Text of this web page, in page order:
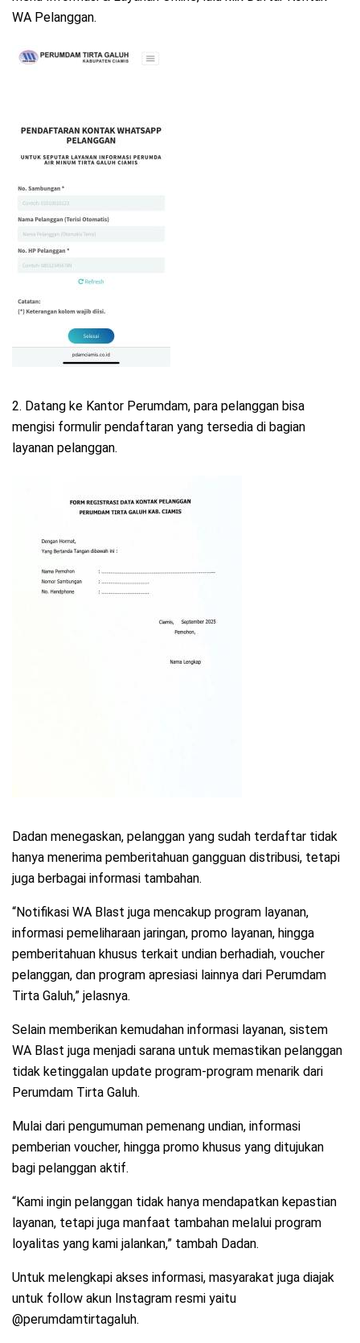
WA Pelanggan.
2. Datang ke Kantor Perumdam, para pelanggan bisa
mengisi formulir pendaftaran yang tersedia di bagian
layanan pelanggan.
Dadan menegaskan, pelanggan yang sudah terdaftar tidak
hanya menerima pemberitahuan gangguan distribusi, tetapi
juga berbagai informasi tambahan.
“Notifikasi WA Blast juga mencakup program layanan,
informasi pemeliharaan jaringan, promo layanan, hingga
pemberitahuan khusus terkait undian berhadiah, voucher
pelanggan, dan program apresiasi lainnya dari Perumdam
Tirta Galuh,” jelasnya.
Selain memberikan kemudahan informasi layanan, sistem
WA Blast juga menjadi sarana untuk memastikan pelanggan
tidak ketinggalan update program-program menarik dari
Perumdam Tirta Galuh.
Mulai dari pengumuman pemenang undian, informasi
pemberian voucher, hingga promo khusus yang ditujukan
bagi pelanggan aktif.
“Kami ingin pelanggan tidak hanya mendapatkan kepastian
layanan, tetapi juga manfaat tambahan melalui program
loyalitas yang kami jalankan,” tambah Dadan.
Untuk melengkapi akses informasi, masyarakat juga diajak
untuk follow akun Instagram resmi yaitu
@perumdamtirtagaluh.